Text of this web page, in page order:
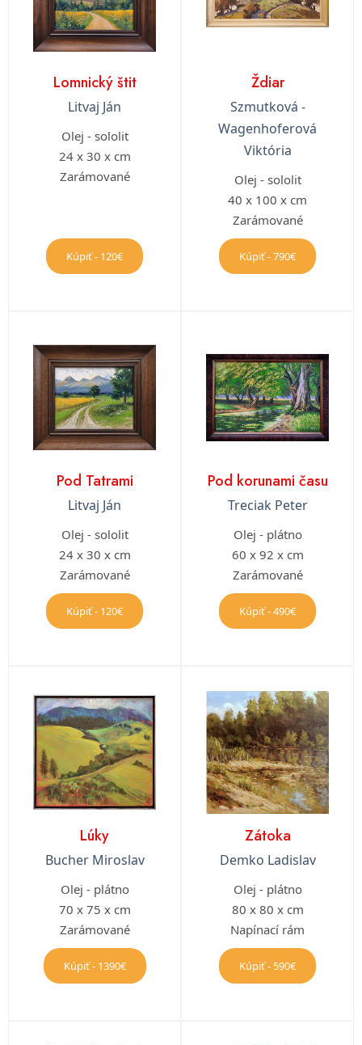
Lomnický štit
Litvaj Ján
Olej - sololit
24 x 30 x cm
Zarámované
Kúpiť - 120€
Ždiar
Szmutková -
Wagenhoferová
Viktória
Olej - sololit
40 x 100 x cm
Zarámované
Kúpiť - 790€
Pod Tatrami
Litvaj Ján
Olej - sololit
24 x 30 x cm
Zarámované
Kúpiť - 120€
Pod korunami času
Treciak Peter
Olej - plátno
60 x 92 x cm
Zarámované
Kúpiť - 490€
Lúky
Bucher Miroslav
Olej - plátno
70 x 75 x cm
Zarámované
Kúpiť - 1390€
Zátoka
Demko Ladislav
Olej - plátno
80 x 80 x cm
Napínací rám
Kúpiť - 590€